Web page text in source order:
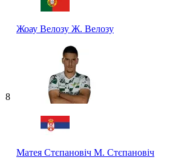
Жоау Велозу Ж. Велозу
8
Матея Стєпановіч М. Стєпановіч